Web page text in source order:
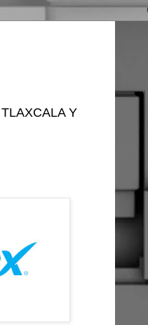
Y